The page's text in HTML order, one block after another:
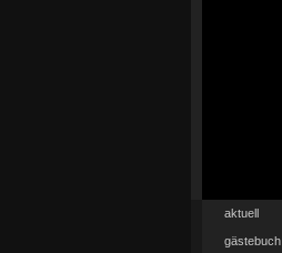
aktuell
gästebuch